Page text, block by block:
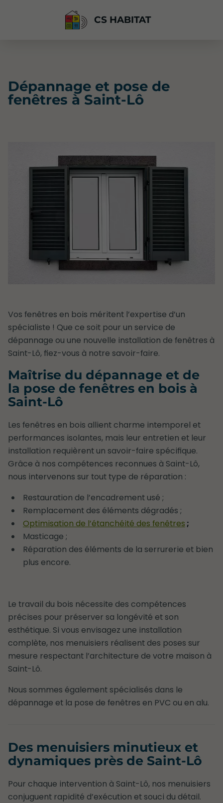
CS HABITAT
Dépannage et pose de
fenêtres à Saint-Lô
Vos fenêtres en bois méritent l’expertise d’un
spécialiste ! Que ce soit pour un service de
dépannage ou une nouvelle installation de fenêtres à
Saint-Lô, fiez-vous à notre savoir-faire.
Maîtrise du dépannage et de
la pose de fenêtres en bois à
Saint-Lô
Les fenêtres en bois allient charme intemporel et
performances isolantes, mais leur entretien et leur
installation requièrent un savoir-faire spécifique.
Grâce à nos compétences reconnues à Saint-Lô,
nous intervenons sur tout type de réparation :
Restauration de l’encadrement usé ;
Remplacement des éléments dégradés ;
Optimisation de l’étanchéité des fenêtres ;
Masticage ;
Réparation des éléments de la serrurerie et bien
plus encore.
Le travail du bois nécessite des compétences
précises pour préserver sa longévité et son
esthétique. Si vous envisagez une installation
complète, nos menuisiers réalisent des poses sur
mesure respectant l’architecture de votre maison à
Saint-Lô.
Nous sommes également spécialisés dans le
dépannage et la pose de fenêtres en PVC ou en alu.
Des menuisiers minutieux et
dynamiques près de Saint-Lô
Pour chaque intervention à Saint-Lô, nos menuisiers
conjuguent rapidité d’exécution et souci du détail.